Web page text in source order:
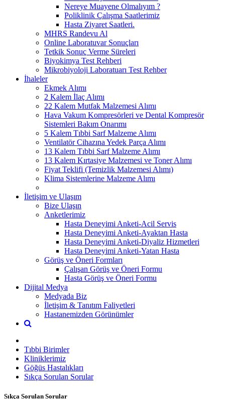
Nereye Muayene Olmalıyım ?
Poliklinik Çalışma Saatlerimiz
Hasta Ziyaret Saatleri.
MHRS Randevu Al
Online Laboratuvar Sonuçları
Tetkik Sonuç Verme Süreleri
Biyokimya Test Rehberi
Mikrobiyoloji Laboratuarı Test Rehber
İhaleler
Ekmek Alımı
2 Kalem İlaç Alımı
22 Kalem Mutfak Malzemesi Alımı
Hava Vakum Kompresörleri ve Dental Kompresör
Sistemleri Bakım Onarımı
5 Kalem Tıbbi Sarf Malzeme Alımı
Ventilatör Cihazına Yedek Parça Alımı
13 Kalem Tıbbi Sarf Malzeme Alımı
13 Kalem Kırtasiye Malzemesi ve Toner Alımı
Fiyat Teklifi (Temizlik Malzemesi Alımı)
Klima Sistemlerine Malzeme Alımı
İletişim ve Ulaşım
Bize Ulaşın
Anketlerimiz
Hasta Deneyimi Anketi-Acil Servis
Hasta Deneyimi Anketi-Ayaktan Hasta
Hasta Deneyimi Anketi-Diyaliz Hizmetleri
Hasta Deneyimi Anketi-Yatan Hasta
Görüş ve Öneri Formları
Çalışan Görüş ve Öneri Formu
Hasta Görüş ve Öneri Formu
Dijital Medya
Medyada Biz
İletişim & Tanıtım Faliyetleri
Hastanemizden Görünümler
Tıbbi Birimler
Kliniklerimiz
Göğüs Hastalıkları
Sıkça Sorulan Sorular
Sıkça Sorulan Sorular